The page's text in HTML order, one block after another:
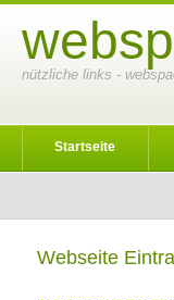
nützliche links -
Startseite
Webseite